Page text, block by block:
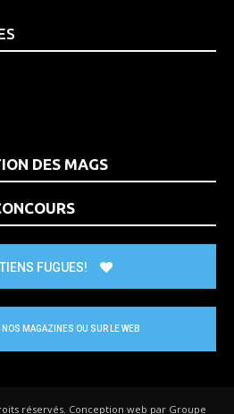
DES MAGS
FUGUES!
MAGAZINES OU SUR LE WEB
réservés. Conception web par Groupe